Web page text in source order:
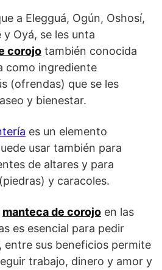
a Elegguá, Ogún, Oshosí,
y Oyá, se les unta
corojo también conocida
como ingrediente
(ofrendas) que se les
y bienestar.
es un elemento
usar también para
de altares y para
y caracoles.
manteca de corojo en las
es esencial para pedir
entre sus beneficios permite
trabajo, dinero y amor y